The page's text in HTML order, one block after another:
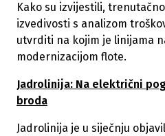
Kako su izvijestili,
izvedivosti s analizom
utvrditi na kojim je linijama
modernizacijom flote.
Jadrolinija: Na električni
broda
Jadrolinija je u siječnju